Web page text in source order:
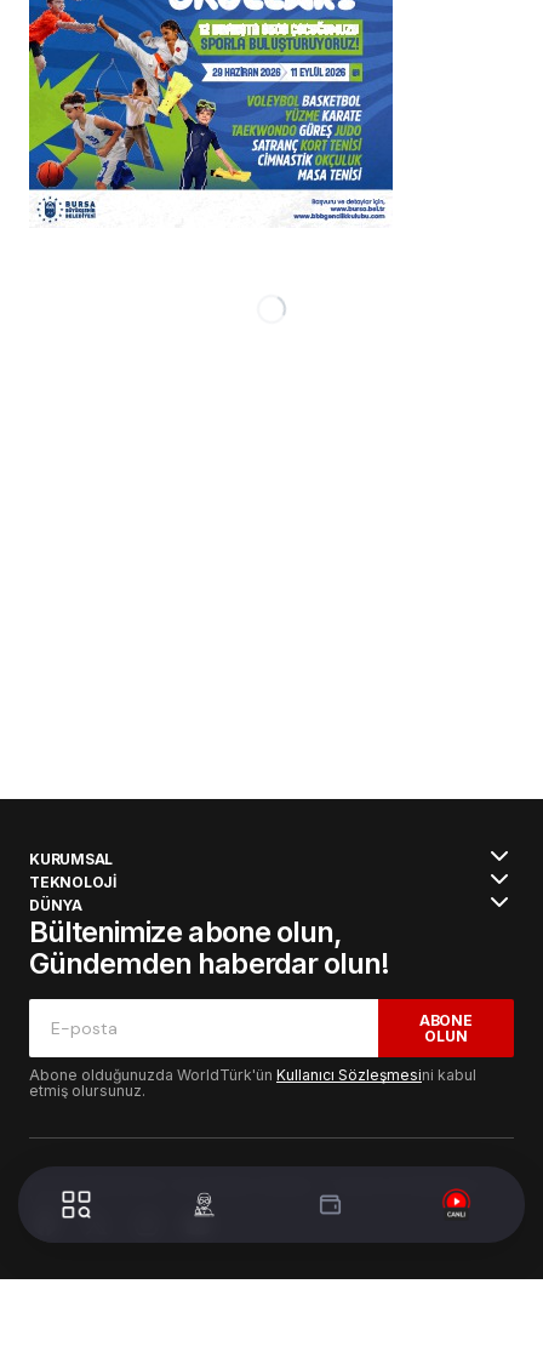
KURUMSAL
TEKNOLOJİ
DÜNYA
Bültenimize abone olun,
Gündemden haberdar olun!
ABONE
OLUN
Abone olduğunuzda WorldTürk'ün Kullanıcı Sözleşmesini kabul
etmiş olursunuz.
© 2024 WorldTurk. Tüm Hakları Saklıdır. - Tasarım & Geliştirme :
Volion's